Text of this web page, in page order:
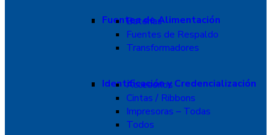
Fuentes de Alimentación
Baterías
Fuentes de Respaldo
Transformadores
Identificación y Credencialización
Accesorios
Cintas / Ribbons
Impresoras – Todas
Todos